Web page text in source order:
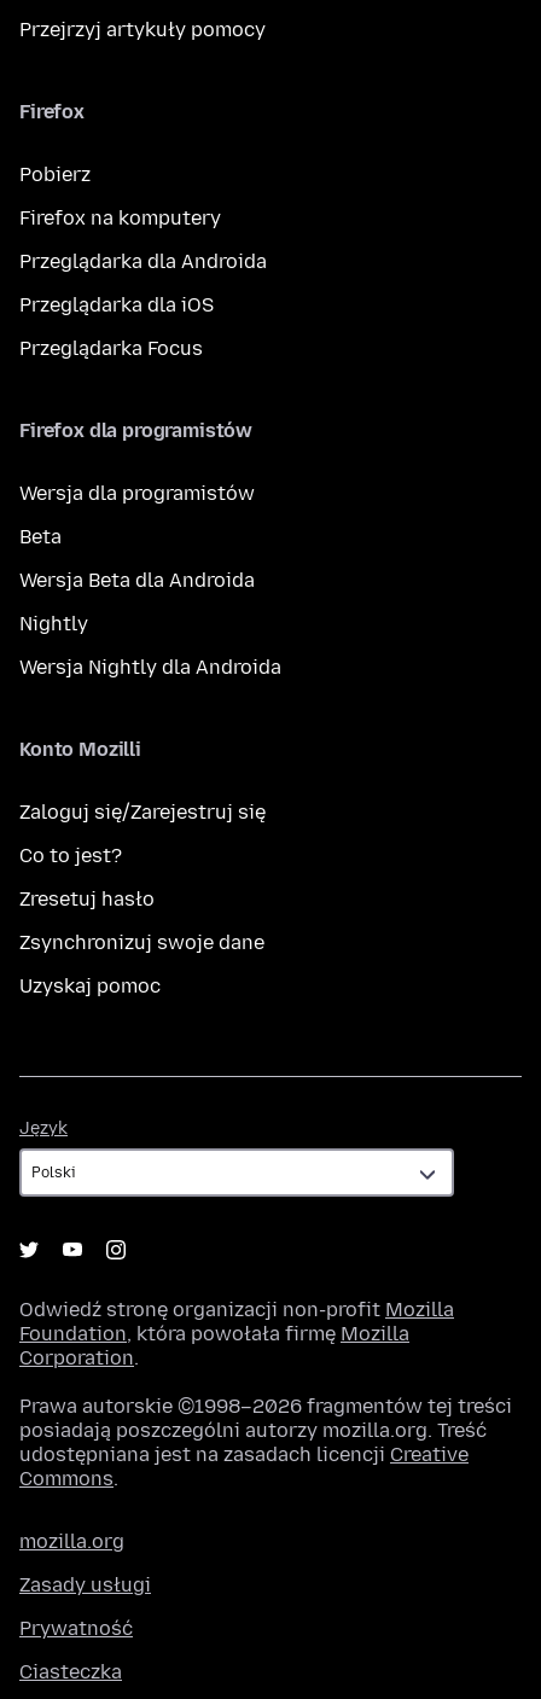
Przejrzyj artykuły pomocy
Firefox
Pobierz
Firefox na komputery
Przeglądarka dla Androida
Przeglądarka dla iOS
Przeglądarka Focus
Firefox dla programistów
Wersja dla programistów
Beta
Wersja Beta dla Androida
Nightly
Wersja Nightly dla Androida
Konto Mozilli
Zaloguj się/Zarejestruj się
Co to jest?
Zresetuj hasło
Zsynchronizuj swoje dane
Uzyskaj pomoc
Język
Odwiedź stronę organizacji non-profit Mozilla
Foundation, która powołała firmę Mozilla
Corporation.
Prawa autorskie ©1998–2026 fragmentów tej treści
posiadają poszczególni autorzy mozilla.org. Treść
udostępniana jest na zasadach licencji Creative
Commons.
mozilla.org
Zasady usługi
Prywatność
Ciasteczka